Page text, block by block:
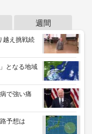
週間
越え挑戦続
となる地域
で強い痛
路予想は